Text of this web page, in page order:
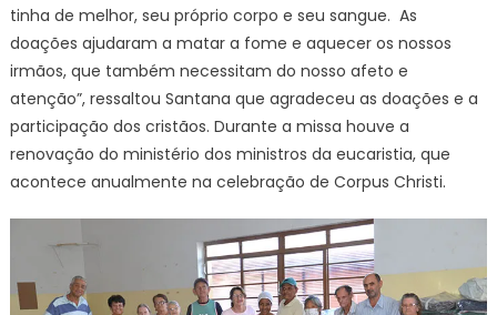
tinha de melhor, seu próprio corpo e seu sangue. As
doações ajudaram a matar a fome e aquecer os nossos
irmãos, que também necessitam do nosso afeto e
atenção”, ressaltou Santana que agradeceu as doações e a
participação dos cristãos. Durante a missa houve a
renovação do ministério dos ministros da eucaristia, que
acontece anualmente na celebração de Corpus Christi.